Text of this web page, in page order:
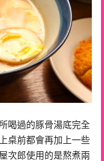
喝過的豚骨湯底完全
桌前都會再加上一些
次郎使用的是熬煮兩